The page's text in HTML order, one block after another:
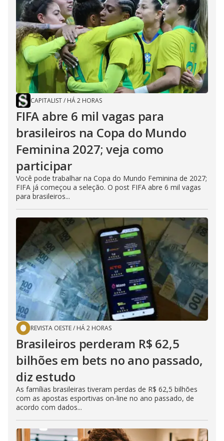
CAPITALIST/ HÁ 2 HORAS
FIFA abre 6 mil vagas para
brasileiros na Copa do Mundo
Feminina 2027; veja como
participar
Você pode trabalhar na Copa do Mundo Feminina de 2027;
FIFA já começou a seleção. O post FIFA abre 6 mil vagas
para brasileiros...
REVISTA OESTE/ HÁ 2 HORAS
Brasileiros perderam R$ 62,5
bilhões em bets no ano passado,
diz estudo
As famílias brasileiras tiveram perdas de R$ 62,5 bilhões
com as apostas esportivas on-line no ano passado, de
acordo com dados...